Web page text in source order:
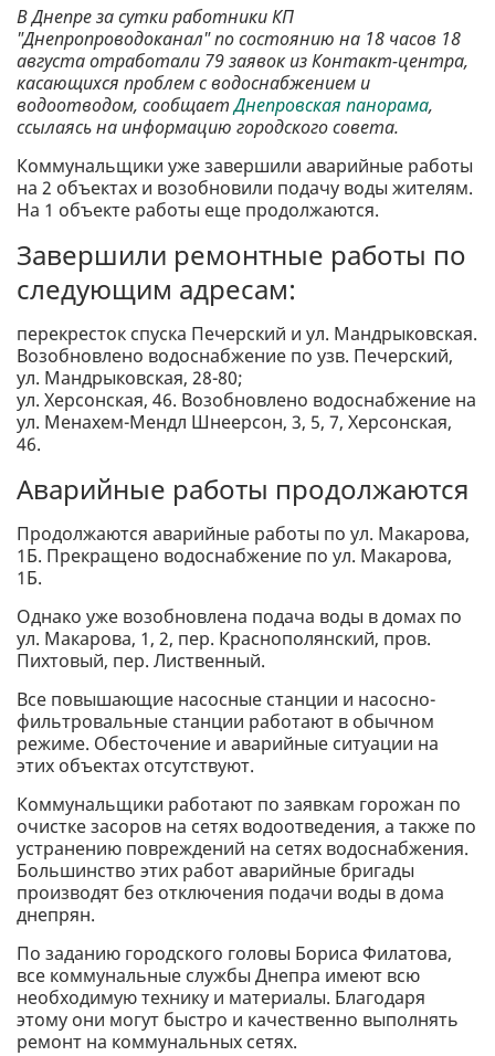
В Днепре за сутки работники КП
"Днепропроводоканал" по состоянию на 18 часов 18
августа отработали 79 заявок из Контакт-центра,
касающихся проблем с водоснабжением и
водоотводом, сообщаетДнепровская панорама,
ссылаясь на информацию городского совета.
Коммунальщики уже завершили аварийные работы
на 2 объектах и возобновили подачу воды жителям.
На 1 объекте работы еще продолжаются.
Завершили ремонтные работы по
следующим адресам:
перекресток спуска Печерский и ул. Мандрыковская.
Возобновлено водоснабжение по узв. Печерский,
ул. Мандрыковская, 28-80;
ул. Херсонская, 46. Возобновлено водоснабжение на
ул. Менахем-Мендл Шнеерсон, 3, 5, 7, Херсонская,
46.
Аварийные работы продолжаются
Продолжаются аварийные работы по ул. Макарова,
1Б. Прекращено водоснабжение по ул. Макарова,
1Б.
Однако уже возобновлена подача воды в домах по
ул. Макарова, 1, 2, пер. Краснополянский, пров.
Пихтовый, пер. Лиственный.
Все повышающие насосные станции и насосно-
фильтровальные станции работают в обычном
режиме. Обесточение и аварийные ситуации на
этих объектах отсутствуют.
Коммунальщики работают по заявкам горожан по
очистке засоров на сетях водоотведения, а также по
устранению повреждений на сетях водоснабжения.
Большинство этих работ аварийные бригады
производят без отключения подачи воды в дома
днепрян.
По заданию городского головы Бориса Филатова,
все коммунальные службы Днепра имеют всю
необходимую технику и материалы. Благодаря
этому они могут быстро и качественно выполнять
ремонт на коммунальных сетях.